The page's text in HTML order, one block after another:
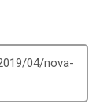
04/nova-